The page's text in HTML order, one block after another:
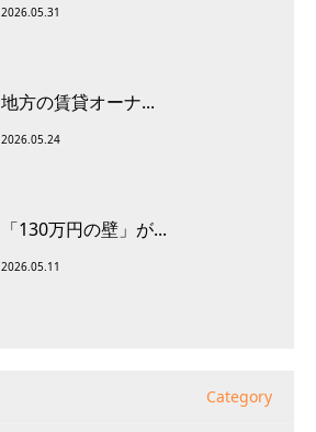
2026.05.31
地方の賃貸オーナ...
2026.05.24
「130万円の壁」が...
2026.05.11
Category